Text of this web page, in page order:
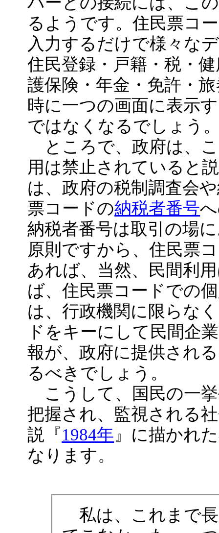
るようです。住民票コ
入力するだけで様々な
住民登録・戸籍・税・
護保険・年金・免許・
時に一つの画面に表示
ではなくなるでしょう
ところで、政府は、
用は禁止されていると
は、政府の税制調査会
票コードの納税者番号
納税者番号は取引の場
原則ですから、住民票
あれば、当然、民間利
ば、住民票コードでの
は、行政機関に限らな
ドをキーにして民間企
報が、政府に提供され
るべきでしょう。
こうして、国民の一
把握され、監視される
説『1984年』に描かれ
なります。
私は、これまで